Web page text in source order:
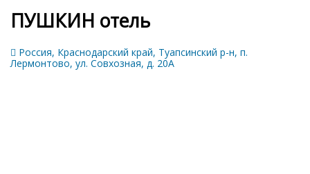
ПУШКИН отель
Россия, Краснодарский край, Туапсинский р-н, п.
Лермонтово, ул. Совхозная, д. 20А